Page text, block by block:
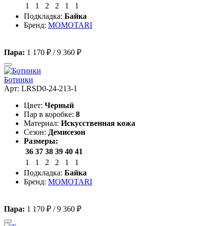
1
1 2 2 1
1
Подкладка: Байка
Бренд: MOMOTARI
Пара: 1 170 ₽ /9 360 ₽
Ботинки
Арт: LRSD0-24-213-1
Цвет: Черный
Пар в коробке: 8
Материал: Искусственная кожа
Сезон: Демисезон
Размеры:
36 37 38 39 40 41
1
1 2 2 1
1
Подкладка: Байка
Бренд: MOMOTARI
Пара: 1 170 ₽ /9 360 ₽